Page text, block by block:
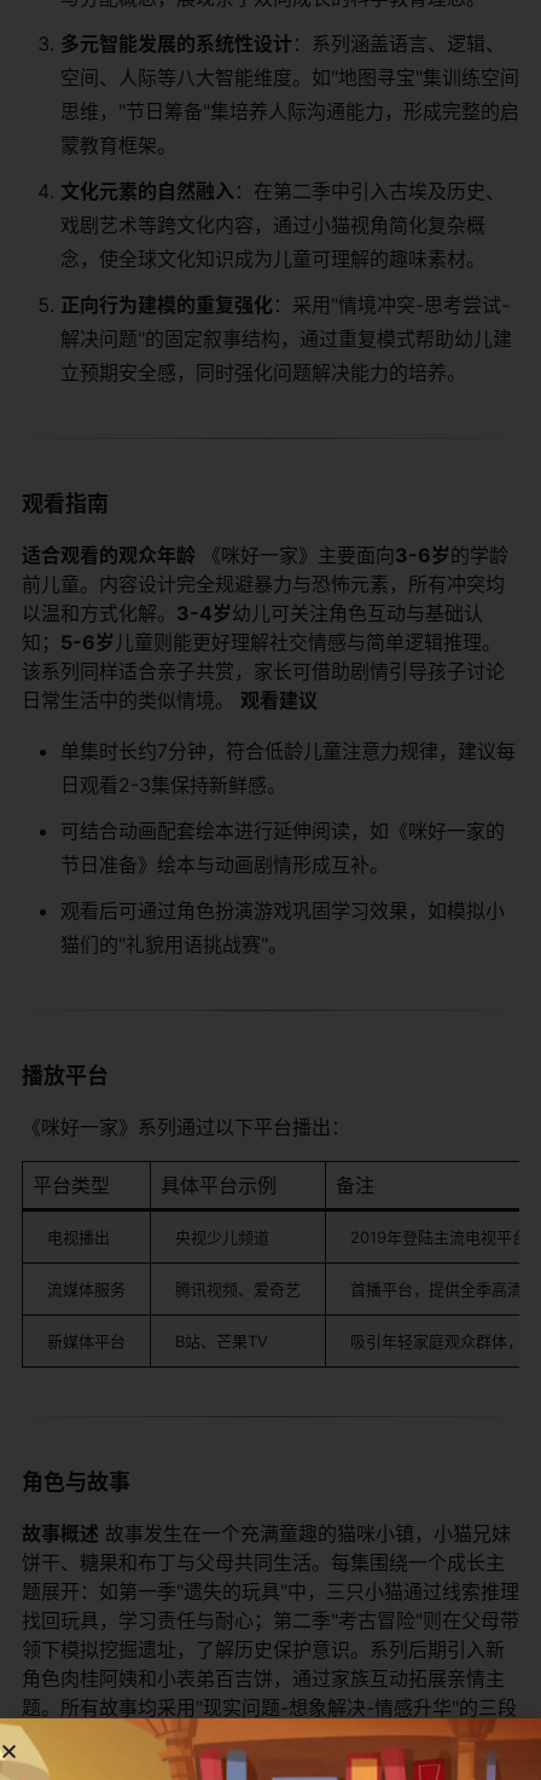
​多元智能发展的系统性设计​ ​：系列涵盖语言、逻辑、
空间、人际等八大智能维度。如"地图寻宝"集训练空间
思维，"节日筹备"集培养人际沟通能力，形成完整的启
蒙教育框架。
​文化元素的自然融入​ ​：在第二季中引入古埃及历史、
戏剧艺术等跨文化内容，通过小猫视角简化复杂概
念，使全球文化知识成为儿童可理解的趣味素材。
​正向行为建模的重复强化​ ​：采用"情境冲突-思考尝试-
解决问题"的固定叙事结构，通过重复模式帮助幼儿建
立预期安全感，同时强化问题解决能力的培养。
观看指南
​适合观看的观众年龄​ ​ 《咪好一家》主要面向​​3-6岁​​的学龄
前儿童。内容设计完全规避暴力与恐怖元素，所有冲突均
以温和方式化解。​ ​3-4岁​​幼儿可关注角色互动与基础认
知；​ ​5-6岁​ ​儿童则能更好理解社交情感与简单逻辑推理。
该系列同样适合亲子共赏，家长可借助剧情引导孩子讨论
日常生活中的类似情境。 ​ ​观看建议​
单集时长约7分钟，符合低龄儿童注意力规律，建议每
日观看2-3集保持新鲜感。
可结合动画配套绘本进行延伸阅读，如《咪好一家的
节日准备》绘本与动画剧情形成互补。
观看后可通过角色扮演游戏巩固学习效果，如模拟小
猫们的"礼貌用语挑战赛"。
播放平台
《咪好一家》系列通过以下平台播出：
平台类型 具体平台示例 备注
电视播出 央视少儿频道 2019年登陆主流电视平台
流媒体服务 腾讯视频、爱奇艺 首播平台，提供全季高清
新媒体平台 B站、芒果TV 吸引年轻家庭观众群体，
角色与故事
​故事概述​ ​ 故事发生在一个充满童趣的猫咪小镇，小猫兄妹
饼干、糖果和布丁与父母共同生活。每集围绕一个成长主
题展开：如第一季"遗失的玩具"中，三只小猫通过线索推理
找回玩具，学习责任与耐心；第二季"考古冒险"则在父母带
领下模拟挖掘遗址，了解历史保护意识。系列后期引入新
角色肉桂阿姨和小表弟百吉饼，通过家族互动拓展亲情主
题。所有故事均采用"现实问题-想象解决-情感升华"的三段
式结构，如通过搭建树屋学习工程原理，通过筹备生日派
对理解规划重要性，使知识传递与情感教育自然融合。 ​​主